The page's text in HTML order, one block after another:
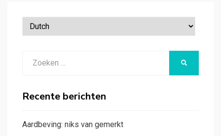
naar:
Recente berichten
Aardbeving: niks van gemerkt